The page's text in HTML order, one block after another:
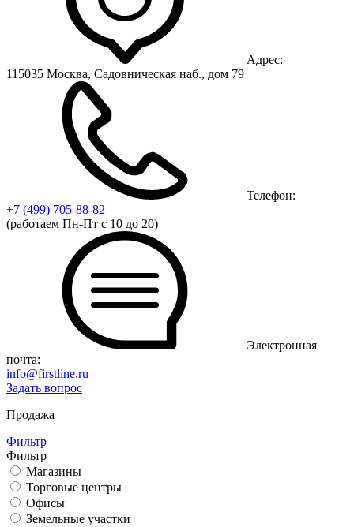
Адрес:
115035 Москва, Садовническая наб., дом 79
Телефон:
+7 (499) 705-88-82
(работаем Пн-Пт с 10 до 20)
Электронная
почта:
info@firstline.ru
Задать вопрос
Продажа
Фильтр
Фильтр
Магазины
Торговые центры
Офисы
Земельные участки